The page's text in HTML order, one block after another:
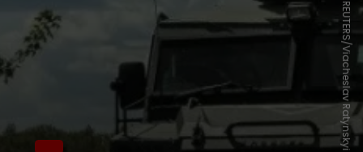
REUTERS/Viacheslav Ratynskyi